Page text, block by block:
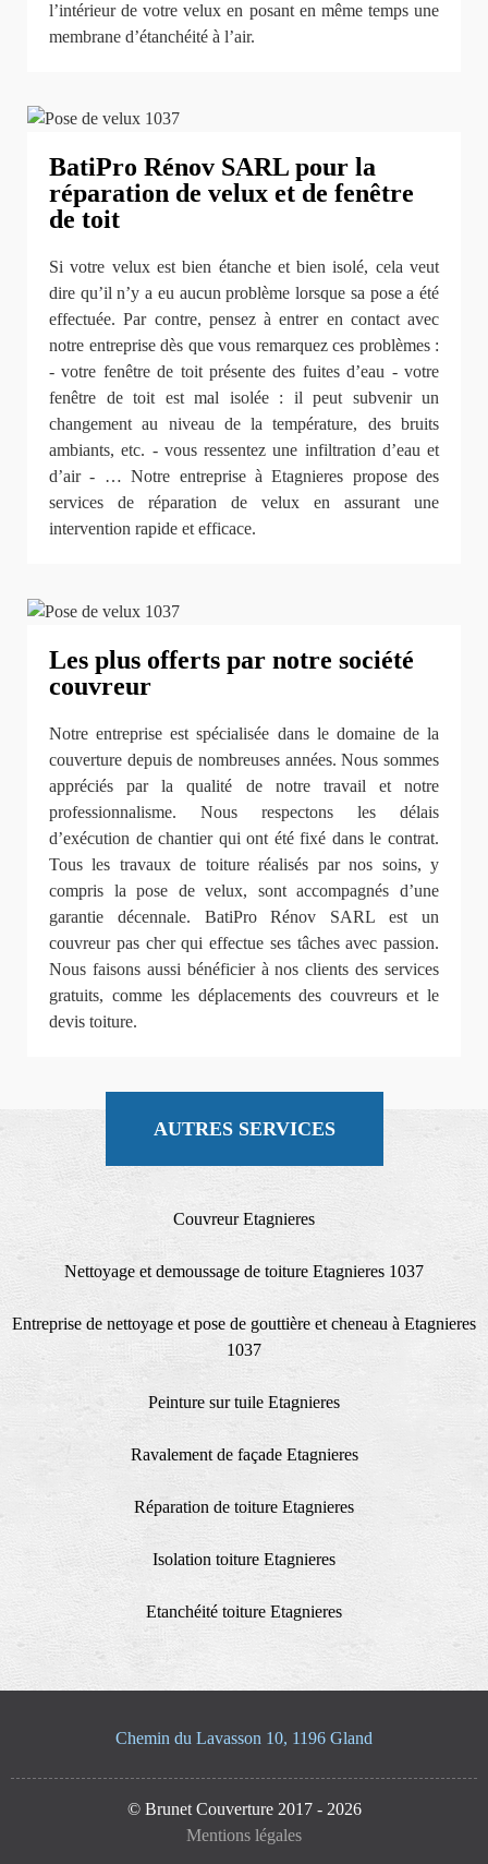
l’intérieur de votre velux en posant en même temps une
membrane d’étanchéité à l’air.
BatiPro Rénov SARL pour la
réparation de velux et de fenêtre
de toit
Si votre velux est bien étanche et bien isolé, cela veut
dire qu’il n’y a eu aucun problème lorsque sa pose a été
effectuée. Par contre, pensez à entrer en contact avec
notre entreprise dès que vous remarquez ces problèmes :
- votre fenêtre de toit présente des fuites d’eau - votre
fenêtre de toit est mal isolée : il peut subvenir un
changement au niveau de la température, des bruits
ambiants, etc. - vous ressentez une infiltration d’eau et
d’air - … Notre entreprise à Etagnieres propose des
services de réparation de velux en assurant une
intervention rapide et efficace.
Les plus offerts par notre société
couvreur
Notre entreprise est spécialisée dans le domaine de la
couverture depuis de nombreuses années. Nous sommes
appréciés par la qualité de notre travail et notre
professionnalisme. Nous respectons les délais
d’exécution de chantier qui ont été fixé dans le contrat.
Tous les travaux de toiture réalisés par nos soins, y
compris la pose de velux, sont accompagnés d’une
garantie décennale. BatiPro Rénov SARL est un
couvreur pas cher qui effectue ses tâches avec passion.
Nous faisons aussi bénéficier à nos clients des services
gratuits, comme les déplacements des couvreurs et le
devis toiture.
AUTRES SERVICES
Couvreur Etagnieres
Nettoyage et demoussage de toiture Etagnieres 1037
Entreprise de nettoyage et pose de gouttière et cheneau à Etagnieres
1037
Peinture sur tuile Etagnieres
Ravalement de façade Etagnieres
Réparation de toiture Etagnieres
Isolation toiture Etagnieres
Etanchéité toiture Etagnieres
Chemin du Lavasson 10, 1196 Gland
© Brunet Couverture 2017 - 2026
Mentions légales